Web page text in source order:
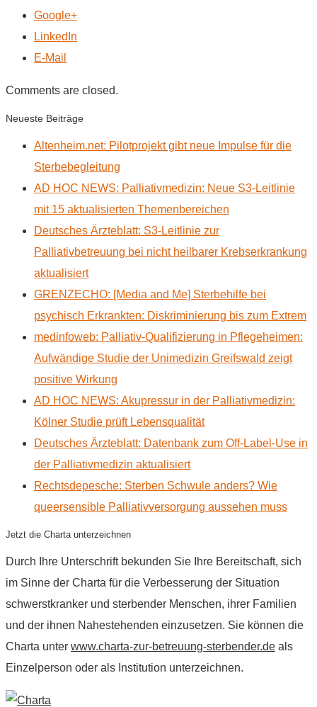
Google+
LinkedIn
E-Mail
Comments are closed.
Neueste Beiträge
Altenheim.net: Pilotprojekt gibt neue Impulse für die
Sterbebegleitung
AD HOC NEWS: Palliativmedizin: Neue S3-Leitlinie
mit 15 aktualisierten Themenbereichen
Deutsches Ärzteblatt: S3-Leitlinie zur
Palliativbetreuung bei nicht heilbarer Krebserkrankung
aktualisiert
GRENZECHO: [Media and Me] Sterbehilfe bei
psychisch Erkrankten: Diskriminierung bis zum Extrem
medinfoweb: Palliativ-Qualifizierung in Pflegeheimen:
Aufwändige Studie der Unimedizin Greifswald zeigt
positive Wirkung
AD HOC NEWS: Akupressur in der Palliativmedizin:
Kölner Studie prüft Lebensqualität
Deutsches Ärzteblatt: Datenbank zum Off-Label-Use in
der Palliativmedizin aktualisiert
Rechtsdepesche: Sterben Schwule anders? Wie
queersensible Palliativversorgung aussehen muss
Jetzt die Charta unterzeichnen
Durch Ihre Unterschrift bekunden Sie Ihre Bereitschaft, sich
im Sinne der Charta für die Verbesserung der Situation
schwerstkranker und sterbender Menschen, ihrer Familien
und der ihnen Nahestehenden einzusetzen. Sie können die
Charta unter www.charta-zur-betreuung-sterbender.de als
Einzelperson oder als Institution unterzeichnen.